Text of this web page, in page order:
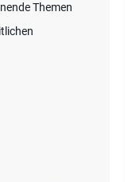
Themen